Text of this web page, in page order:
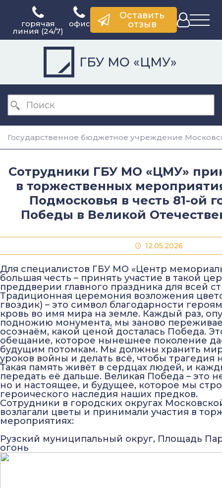
горячая
линия (24/7)
офис
Оставить
отзыв
ГБУ МО «ЦМУ»
Государственное бюджетное учреждение
Сотрудники ГБУ МО «ЦМУ»
в торжественных
Подмосковья в честь 81-ой
Победы в Великой
12.05.2026
Для специалистов ГБУ МО «Центр
большая честь – принять участие в такой
преддверии главного праздника для всей
Традиционная церемония возложения
гвоздик) – это символ благодарности
кровь во имя мира на земле. Каждый раз,
подножию монумента, мы заново
осознаём, какой ценой досталась Победа.
обещание, которое нынешнее поколение
будущим потомкам. Мы должны хранить
уроков войны и делать всё, чтобы трагедия
Такая память живёт в сердцах людей, и
передать её дальше. Великая Победа – это
но и настоящее, и будущее, которое мы
героического наследия наших предков.
Сотрудники в городских округах
возлагали цветы и принимали участия в
мероприятиях:
Рузский муниципальный округ, Площадь
огонь